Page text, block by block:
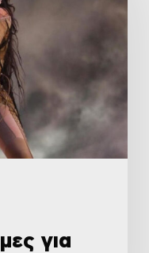
για